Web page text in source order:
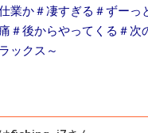
業か＃凄すぎる＃ずーっ
＃後からやってくる＃次
ックス～